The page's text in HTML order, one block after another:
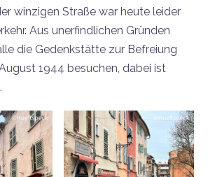
winzigen Straße war heute leider
Aus unerfindlichen Gründen
die Gedenkstätte zur Befreiung
1944 besuchen, dabei ist